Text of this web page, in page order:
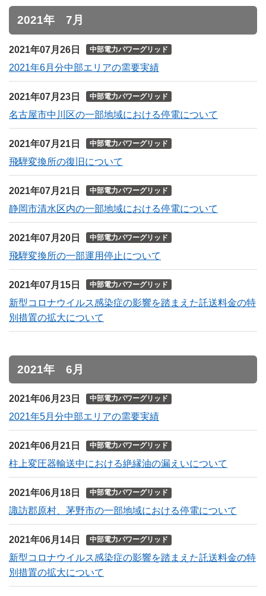
2021年 7月
2021年07月26日 中部電力パワーグリッド
2021年6月分中部エリアの需要実績
2021年07月23日 中部電力パワーグリッド
名古屋市中川区の一部地域における停電について
2021年07月21日 中部電力パワーグリッド
飛騨変換所の復旧について
2021年07月21日 中部電力パワーグリッド
静岡市清水区内の一部地域における停電について
2021年07月20日 中部電力パワーグリッド
飛騨変換所の一部運用停止について
2021年07月15日 中部電力パワーグリッド
新型コロナウイルス感染症の影響を踏まえた託送料金の特
別措置の拡大について
2021年 6月
2021年06月23日 中部電力パワーグリッド
2021年5月分中部エリアの需要実績
2021年06月21日 中部電力パワーグリッド
柱上変圧器輸送中における絶縁油の漏えいについて
2021年06月18日 中部電力パワーグリッド
諏訪郡原村、茅野市の一部地域における停電について
2021年06月14日 中部電力パワーグリッド
新型コロナウイルス感染症の影響を踏まえた託送料金の特
別措置の拡大について